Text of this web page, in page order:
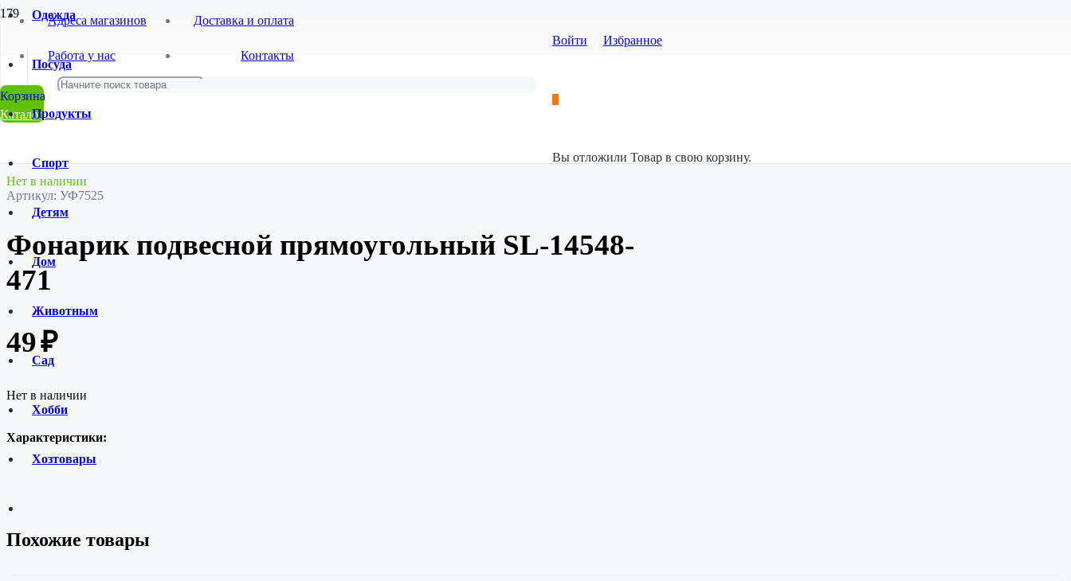
Адреса магазинов
Работа у нас
Доставка и оплата
Контакты
Каталог
Войти Избранное
Вы отложили Товарв свою корзину.
Одежда
Посуда
Продукты
Спорт
Детям
Дом
Животным
Сад
Хобби
Хозтовары
Главная
Магазин
Товары для дома
Электротовары
Фонарик подвесной прямоугольный SL-14548-471
Нет в наличии
Артикул: УФ7525
Фонарик подвесной прямоугольный SL-14548-
471
49₽
Нет в наличии
Характеристики:
Похожие товары